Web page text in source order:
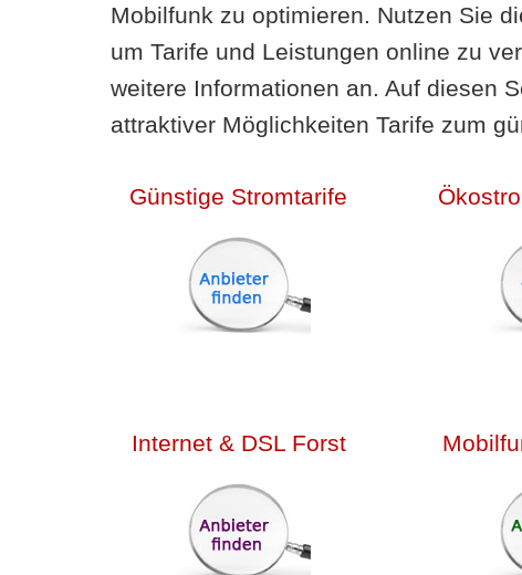
Mobilfunk zu optimieren. Nutzen Sie
um Tarife und Leistungen online zu
weitere Informationen an. Auf diesen
attraktiver Möglichkeiten Tarife zum
Günstige Stromtarife
Internet & DSL Forst